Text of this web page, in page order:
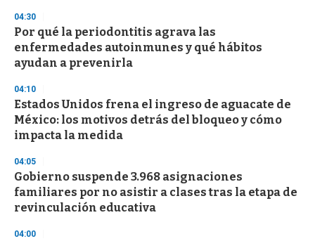
s
e
c
o
n
04:30
Por qué la periodontitis agrava las
enfermedades autoinmunes y qué hábitos
ayudan a prevenirla
04:10
Estados Unidos frena el ingreso de aguacate de
México: los motivos detrás del bloqueo y cómo
impacta la medida
04:05
Gobierno suspende 3.968 asignaciones
familiares por no asistir a clases tras la etapa de
revinculación educativa
04:00